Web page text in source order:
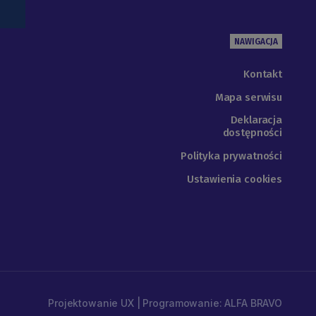
NAWIGACJA
Kontakt
Mapa serwisu
Deklaracja
dostępności
Polityka prywatności
Ustawienia cookies
Projektowanie UX | Programowanie: ALFA BRAVO